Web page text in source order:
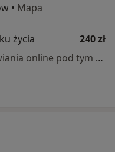
• Mapa
życia
240 zł
Specjalista nie oferuje umawiania online pod tym adresem.